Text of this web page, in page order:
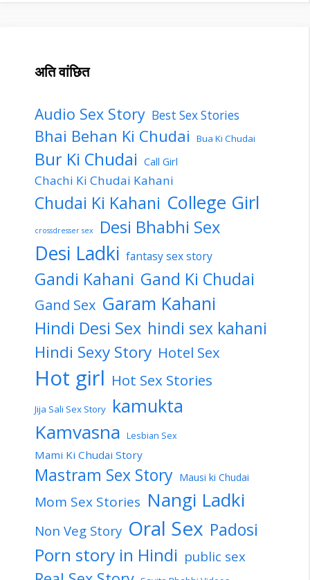
अति वांछित
Audio Sex Story Best Sex Stories
Bhai Behan Ki Chudai Bua Ki Chudai
Bur Ki Chudai Call Girl
Chachi Ki Chudai Kahani
Chudai Ki Kahani College Girl
crossdresser sex Desi Bhabhi Sex
Desi Ladki fantasy sex story
Gandi Kahani Gand Ki Chudai
Gand Sex Garam Kahani
Hindi Desi Sex hindi sex kahani
Hindi Sexy Story Hotel Sex
Hot girl Hot Sex Stories
Jija Sali Sex Story kamukta
Kamvasna Lesbian Sex
Mami Ki Chudai Story
Mastram Sex Story Mausi ki Chudai
Mom Sex Stories Nangi Ladki
Non Veg Story Oral Sex Padosi
Porn story in Hindi public sex